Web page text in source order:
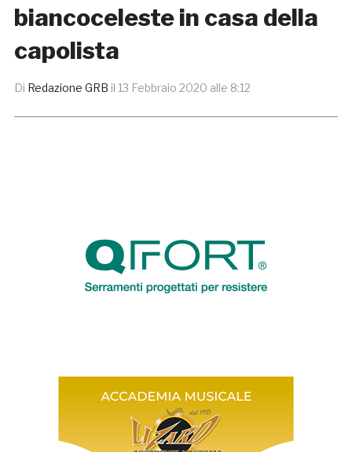
biancoceleste in casa della
capolista
Di Redazione GRB il 13 Febbraio 2020 alle 8:12